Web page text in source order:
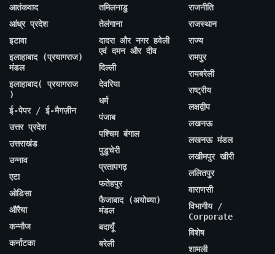
आतंकवाद
आंध्र प्रदेश
इटावा
इलाहाबाद (प्रयागराज)
मंडल
इलाहाबाद( प्रयागराज
)
ई-पेपर / ई-मैगज़ीन
उत्तर प्रदेश
उत्तराखंड
उन्नाव
एटा
ओडिसा
औरैया
कन्नौज
कर्नाटका
तमिलनाडु
तेलंगाना
दादरा और नगर हवेली
एवं दमन और दीव
दिल्ली
देवरिया
धर्म
पंजाब
पश्चिम बंगाल
पुडुचेरी
प्रतापगढ़
फतेहपुर
फैजाबाद (अयोध्या)
मंडल
बदायूँ
बरेली
राजनीति
राजस्थान
राज्य
रामपुर
रायबरेली
राष्ट्रीय
लक्षद्वीप
लखनऊ
लखनऊ मंडल
लखीमपुर खीरी
ललितपुर
वाराणसी
विभागीय /
Corporate
विशेष
शामली